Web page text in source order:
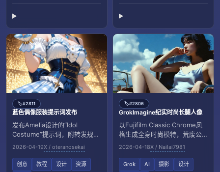
🏷️#2811
蓝色偶像服装提示词发布
发布Amelia设计的“Idol
Costume”提示词，附转发规则
与穿搭结构细节。
2026-04-19X / oteranosekai
创意 教程 设计
资源
🏷️#2806
GrokImagine纪实时尚长腿人像
以Fujifilm Classic Chrome风
格生成全身时尚模特，荒废公
园蓝天光影氛围，强调真实质
感与构图。
2026-04-18X / Nailai7981
Grok AI 摄影
设计